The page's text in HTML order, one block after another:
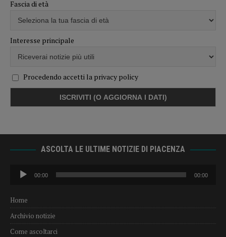
Fascia di età
Interesse principale
Procedendo accetti la privacy policy
ASCOLTA LE ULTIME NOTIZIE DI PIACENZA
Audio
Player
00:00 00:00
Home
Archivio notizie
Come ascoltarci